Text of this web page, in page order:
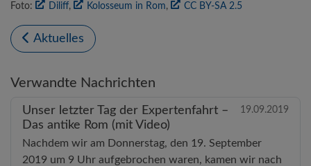
Foto: Diliff, Kolosseum in Rom, CC BY-SA 2.5
Aktuelles
Verwandte Nachrichten
Unser letzter Tag der Expertenfahrt –
Das antike Rom (mit Video)
19.09.2019
Nachdem wir am Donnerstag, den 19. September
2019 um 9 Uhr aufgebrochen waren, kamen wir nach